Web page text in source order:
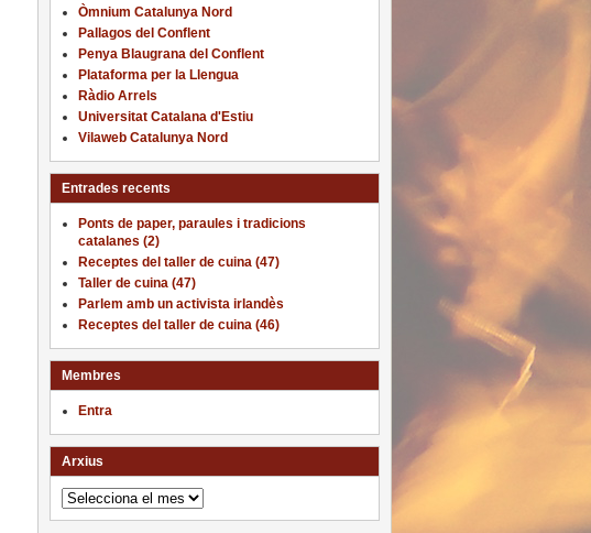
Òmnium Catalunya Nord
Pallagos del Conflent
Penya Blaugrana del Conflent
Plataforma per la Llengua
Ràdio Arrels
Universitat Catalana d'Estiu
Vilaweb Catalunya Nord
Entrades recents
Ponts de paper, paraules i tradicions
catalanes (2)
Receptes del taller de cuina (47)
Taller de cuina (47)
Parlem amb un activista irlandès
Receptes del taller de cuina (46)
Membres
Entra
Arxius
Arxius